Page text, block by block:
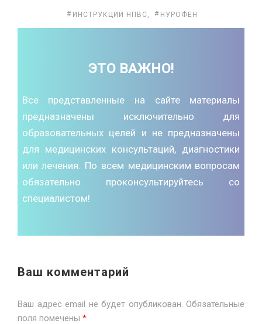
ИНСТРУКЦИИ НПВС, НУРОФЕН
ЭТО ВАЖНО!
Все представленные на сайте материалы
предназначены исключительно для
образовательных целей и не предназначены
для медицинских консультаций, диагностики
или лечения. По всем медицинским вопросам
обязательно проконсультируйтесь со
специалистом!
Ваш комментарий
Ваш адрес email не будет опубликован. Обязательные
поля помечены *